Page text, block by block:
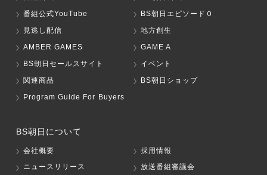
番組公式YouTube
BS朝日エピソード０
見逃し配信
地方創生
AMBER GAMES
GAME A
BS朝日セールスサイト
イベント
関連商品
BS朝日ショップ
Program Guide For Buyers
BS朝日について
会社概要
採用情報
ニュースリリース
放送番組審議会